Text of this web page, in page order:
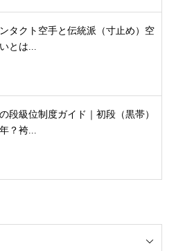
タクト空手と伝統派（寸止め）空
とは...
段級位制度ガイド｜初段（黒帯）
？袴...